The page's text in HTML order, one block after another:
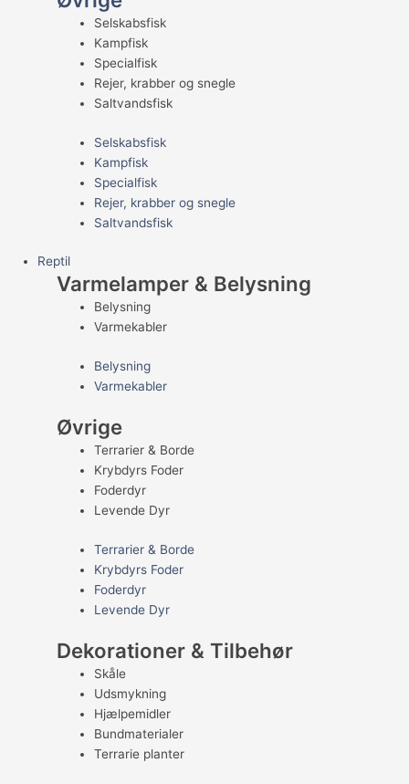
Selskabsfisk
Kampfisk
Specialfisk
Rejer, krabber og snegle
Saltvandsfisk
Selskabsfisk
Kampfisk
Specialfisk
Rejer, krabber og snegle
Saltvandsfisk
Reptil
Varmelamper & Belysning
Belysning
Varmekabler
Belysning
Varmekabler
Øvrige
Terrarier & Borde
Krybdyrs Foder
Foderdyr
Levende Dyr
Terrarier & Borde
Krybdyrs Foder
Foderdyr
Levende Dyr
Dekorationer & Tilbehør
Skåle
Udsmykning
Hjælpemidler
Bundmaterialer
Terrarie planter